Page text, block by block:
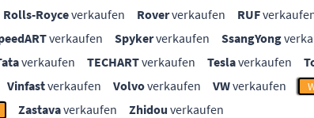
Rolls-Royceverkaufen Roververkaufen RUF
verkaufen Spykerverkaufen SsangYong
verkaufen TECHARTverkaufen Teslaverkaufen
Vinfastverkaufen Volvoverkaufen VWverkaufen
Zastavaverkaufen Zhidou verkaufen